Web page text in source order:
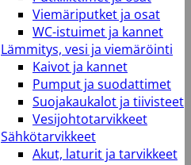
Viemäriputket ja osat
WC-istuimet ja kannet
Lämmitys, vesi ja viemäröinti
Kaivot ja kannet
Pumput ja suodattimet
Suojakaukalot ja tiivisteet
Vesijohtotarvikkeet
Sähkötarvikkeet
Akut, laturit ja tarvikkeet